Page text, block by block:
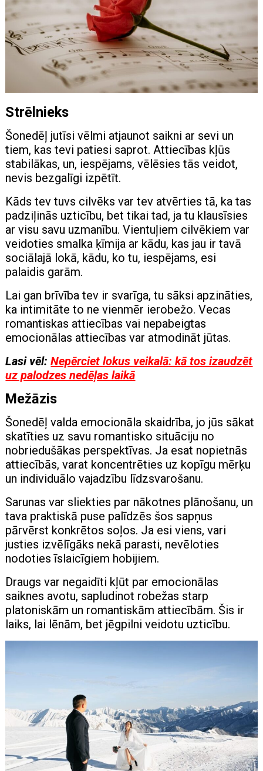
Strēlnieks
Šonedēļ jutīsi vēlmi atjaunot saikni ar sevi un
tiem, kas tevi patiesi saprot. Attiecības kļūs
stabilākas, un, iespējams, vēlēsies tās veidot,
nevis bezgalīgi izpētīt.
Kāds tev tuvs cilvēks var tev atvērties tā, ka tas
padziļinās uzticību, bet tikai tad, ja tu klausīsies
ar visu savu uzmanību. Vientuļiem cilvēkiem var
veidoties smalka ķīmija ar kādu, kas jau ir tavā
sociālajā lokā, kādu, ko tu, iespējams, esi
palaidis garām.
Lai gan brīvība tev ir svarīga, tu sāksi apzināties,
ka intimitāte to ne vienmēr ierobežo. Vecas
romantiskas attiecības vai nepabeigtas
emocionālas attiecības var atmodināt jūtas.
Lasi vēl:Nepērciet lokus veikalā: kā tos izaudzēt
uz palodzes nedēļas laikā
Mežāzis
Šonedēļ valda emocionāla skaidrība, jo jūs sākat
skatīties uz savu romantisko situāciju no
nobriedušākas perspektīvas. Ja esat nopietnās
attiecībās, varat koncentrēties uz kopīgu mērķu
un individuālo vajadzību līdzsvarošanu.
Sarunas var sliekties par nākotnes plānošanu, un
tava praktiskā puse palīdzēs šos sapņus
pārvērst konkrētos soļos. Ja esi viens, vari
justies izvēlīgāks nekā parasti, nevēloties
nodoties īslaicīgiem hobijiem.
Draugs var negaidīti kļūt par emocionālas
saiknes avotu, sapludinot robežas starp
platoniskām un romantiskām attiecībām. Šis ir
laiks, lai lēnām, bet jēgpilni veidotu uzticību.